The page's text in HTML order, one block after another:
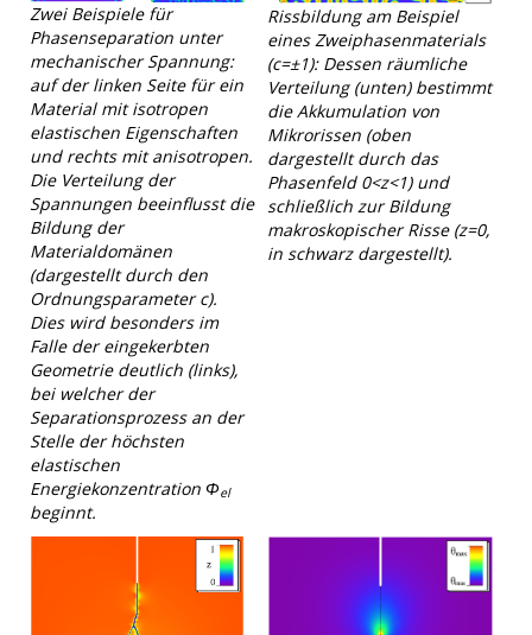
Zwei Beispiele für
Phasenseparation unter
mechanischer Spannung:
auf der linken Seite für ein
Material mit isotropen
elastischen Eigenschaften
und rechts mit anisotropen.
Die Verteilung der
Spannungen beeinflusst die
Bildung der
Materialdomänen
(dargestellt durch den
Ordnungsparameter c).
Dies wird besonders im
Falle der eingekerbten
Geometrie deutlich (links),
bei welcher der
Separationsprozess an der
Stelle der höchsten
elastischen
Energiekonzentration Φel
beginnt.
Rissbildung am Beispiel
eines Zweiphasenmaterials
(c=±1): Dessen räumliche
Verteilung (unten) bestimmt
die Akkumulation von
Mikrorissen (oben
dargestellt durch das
Phasenfeld 0<z<1) und
schließlich zur Bildung
makroskopischer Risse (z=0,
in schwarz dargestellt).